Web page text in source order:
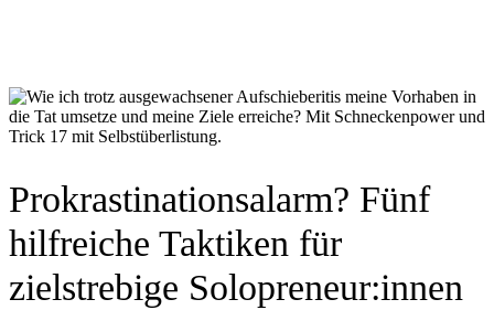
Prokrastinationsalarm? Fünf
hilfreiche Taktiken für
zielstrebige Solopreneur:innen